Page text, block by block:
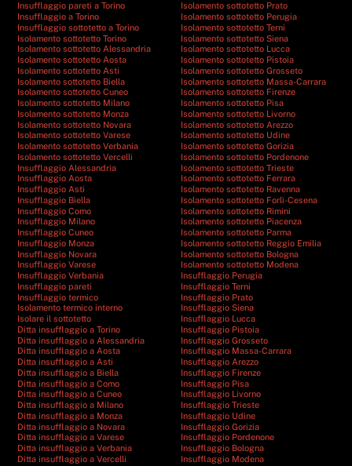
Insufflaggio pareti a Torino
Insufflaggio a Torino
Insufflaggio sottotetto a Torino
Isolamento sottotetto Torino
Isolamento sottotetto Alessandria
Isolamento sottotetto Aosta
Isolamento sottotetto Asti
Isolamento sottotetto Biella
Isolamento sottotetto Cuneo
Isolamento sottotetto Milano
Isolamento sottotetto Monza
Isolamento sottotetto Novara
Isolamento sottotetto Varese
Isolamento sottotetto Verbania
Isolamento sottotetto Vercelli
Insufflaggio Alessandria
Insufflaggio Aosta
Insufflaggio Asti
Insufflaggio Biella
Insufflaggio Como
Insufflaggio Milano
Insufflaggio Cuneo
Insufflaggio Monza
Insufflaggio Novara
Insufflaggio Varese
Insufflaggio Verbania
Insufflaggio pareti
Insufflaggio termico
Isolamento termico interno
Isolare il sottotetto
Ditta insufflaggio a Torino
Ditta insufflaggio a Alessandria
Ditta insufflaggio a Aosta
Ditta insufflaggio a Asti
Ditta insufflaggio a Biella
Ditta insufflaggio a Como
Ditta insufflaggio a Cuneo
Ditta insufflaggio a Milano
Ditta insufflaggio a Monza
Ditta insufflaggio a Novara
Ditta insufflaggio a Varese
Ditta insufflaggio a Verbania
Ditta insufflaggio a Vercelli
Isolamento sottotetto Prato
Isolamento sottotetto Perugia
Isolamento sottotetto Terni
Isolamento sottotetto Siena
Isolamento sottotetto Lucca
Isolamento sottotetto Pistoia
Isolamento sottotetto Grosseto
Isolamento sottotetto Massa-Carrara
Isolamento sottotetto Firenze
Isolamento sottotetto Pisa
Isolamento sottotetto Livorno
Isolamento sottotetto Arezzo
Isolamento sottotetto Udine
Isolamento sottotetto Gorizia
Isolamento sottotetto Pordenone
Isolamento sottotetto Trieste
Isolamento sottotetto Ferrara
Isolamento sottotetto Ravenna
Isolamento sottotetto Forlì-Cesena
Isolamento sottotetto Rimini
Isolamento sottotetto Piacenza
Isolamento sottotetto Parma
Isolamento sottotetto Reggio Emilia
Isolamento sottotetto Bologna
Isolamento sottotetto Modena
Insufflaggio Perugia
Insufflaggio Terni
Insufflaggio Prato
Insufflaggio Siena
Insufflaggio Lucca
Insufflaggio Pistoia
Insufflaggio Grosseto
Insufflaggio Massa-Carrara
Insufflaggio Arezzo
Insufflaggio Firenze
Insufflaggio Pisa
Insufflaggio Livorno
Insufflaggio Trieste
Insufflaggio Udine
Insufflaggio Gorizia
Insufflaggio Pordenone
Insufflaggio Bologna
Insufflaggio Modena